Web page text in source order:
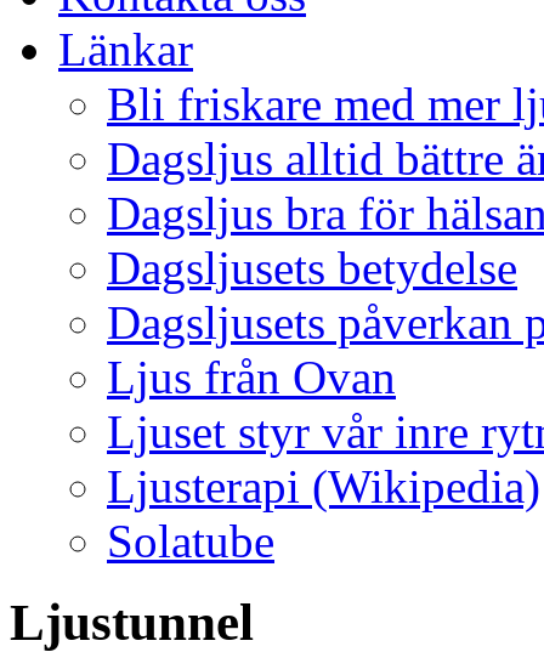
Länkar
Bli friskare med mer
Dagsljus alltid bättre
Dagsljus bra för
Dagsljusets betydelse
Dagsljusets påverkan
Ljus från Ovan
Ljuset styr vår inre
Ljusterapi (Wikipedia)
Solatube
Ljustunnel